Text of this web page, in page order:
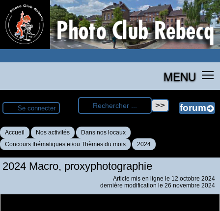
MENU
Se connecter
Accueil Nos activités
Dans nos locaux
Concours thématiques et/ou Thèmes du mois
2024
2024 Macro, proxyphotographie
Article mis en ligne le 12 octobre 2024
dernière modification le 26 novembre 2024